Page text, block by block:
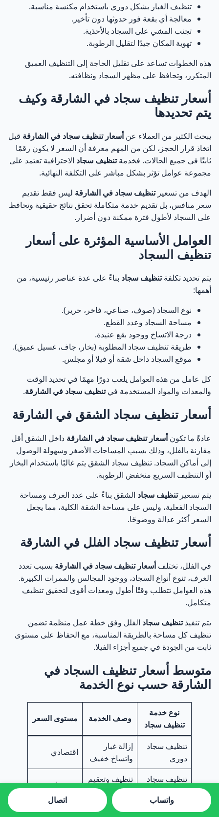
تنظيف الغبار بشكل دوري باستخدام مكنسة مناسبة.
معالجة أي بقعة فور حدوثها دون تأخير.
تجنب المشي على السجاد بالأحذية.
تهوية المكان جيدًا لتقليل الرطوبة.
هذه الخطوات تساعد على تقليل الحاجة إلى التنظيف العميق
المتكرر، وتحافظ على مظهر السجاد ونظافته.
أسعار تنظيف سجاد في الشارقة وكيف
يتم تحديدها
يبحث الكثير من العملاء عنأسعار تنظيف سجاد في الشارقة قبل
اتخاذ قرار الحجز، لكن من المهم معرفة أن السعر لا يكون رقمًا
ثابتًا في جميع الحالات. فخدمةتنظيف سجاد الاحترافية تعتمد على
مجموعة عوامل تؤثر بشكل مباشر على التكلفة النهائية.
الهدف من تسعيرتنظيف سجاد في الشارقة ليس فقط تقديم
سعر منافس، بل تقديم خدمة متكاملة تحقق نتائج حقيقية وتحافظ
على السجاد لأطول فترة ممكنة دون أضرار.
العوامل الأساسية المؤثرة على أسعار
تنظيف السجاد
يتم تحديد تكلفةتنظيف سجاد بناءً على عدة عناصر رئيسية، من
أهمها:
نوع السجاد (صوف، صناعي، فاخر، حرير).
مساحة السجاد وعدد القطع.
درجة الاتساخ ووجود بقع عنيدة.
طريقة تنظيف سجاد المطلوبة (بخار، جاف، غسيل عميق).
موقع السجاد داخل شقة أو فيلا أو مجلس.
كل عامل من هذه العوامل يلعب دورًا مهمًا في تحديد الوقت
والمعدات والمواد المستخدمة فيتنظيف سجاد في الشارقة.
أسعار تنظيف سجاد الشقق في الشارقة
عادةً ما تكونأسعار تنظيف سجاد في الشارقة داخل الشقق أقل
مقارنة بالفلل، وذلك بسبب المساحات الأصغر وسهولة الوصول
إلى أماكن السجاد. تنظيف سجاد الشقق يتم غالبًا باستخدام البخار
أو التنظيف السريع منخفض الرطوبة.
يتم تسعيرتنظيف سجاد الشقق بناءً على عدد الغرف ومساحة
السجاد الفعلية، وليس على مساحة الشقة الكلية، مما يجعل
السعر أكثر عدالة ووضوحًا.
أسعار تنظيف سجاد الفلل في الشارقة
في الفلل، تختلفأسعار تنظيف سجاد في الشارقة بسبب تعدد
الغرف، تنوع أنواع السجاد، ووجود المجالس والممرات الكبيرة.
هذه العوامل تتطلب وقتًا أطول ومعدات أقوى لتحقيق تنظيف
متكامل.
يتم تنفيذتنظيف سجاد الفلل وفق خطة عمل منظمة تضمن
تنظيف كل مساحة بالطريقة المناسبة، مع الحفاظ على مستوى
ثابت من الجودة في جميع أجزاء الفيلا.
متوسط أسعار تنظيف السجاد في
الشارقة حسب نوع الخدمة
نوع خدمة
تنظيف سجاد
وصف الخدمة مستوى السعر
تنظيف سجاد
دوري
إزالة غبار
واتساخ خفيف
اقتصادي
تنظيف سجاد
بالبخار
تنظيف وتعقيم
متوسط
متوسط
غسيل سجاد إزالة بقع قوية
واتساب اتصال